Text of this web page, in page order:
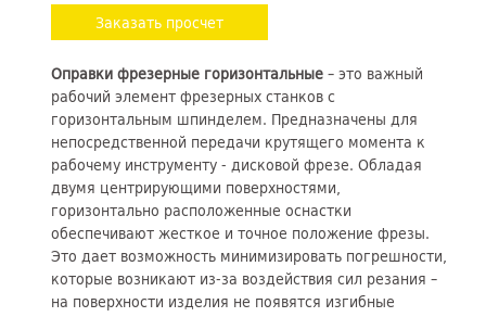
Заказать просчет
Оправки фрезерные горизонтальные– это важный
рабочий элемент фрезерных станков с
горизонтальным шпинделем. Предназначены для
непосредственной передачи крутящего момента к
рабочему инструменту - дисковой фрезе. Обладая
двумя центрирующими поверхностями,
горизонтально расположенные оснастки
обеспечивают жесткое и точное положение фрезы.
Это дает возможность минимизировать погрешности,
которые возникают из-за воздействия сил резания –
на поверхности изделия не появятся изгибные